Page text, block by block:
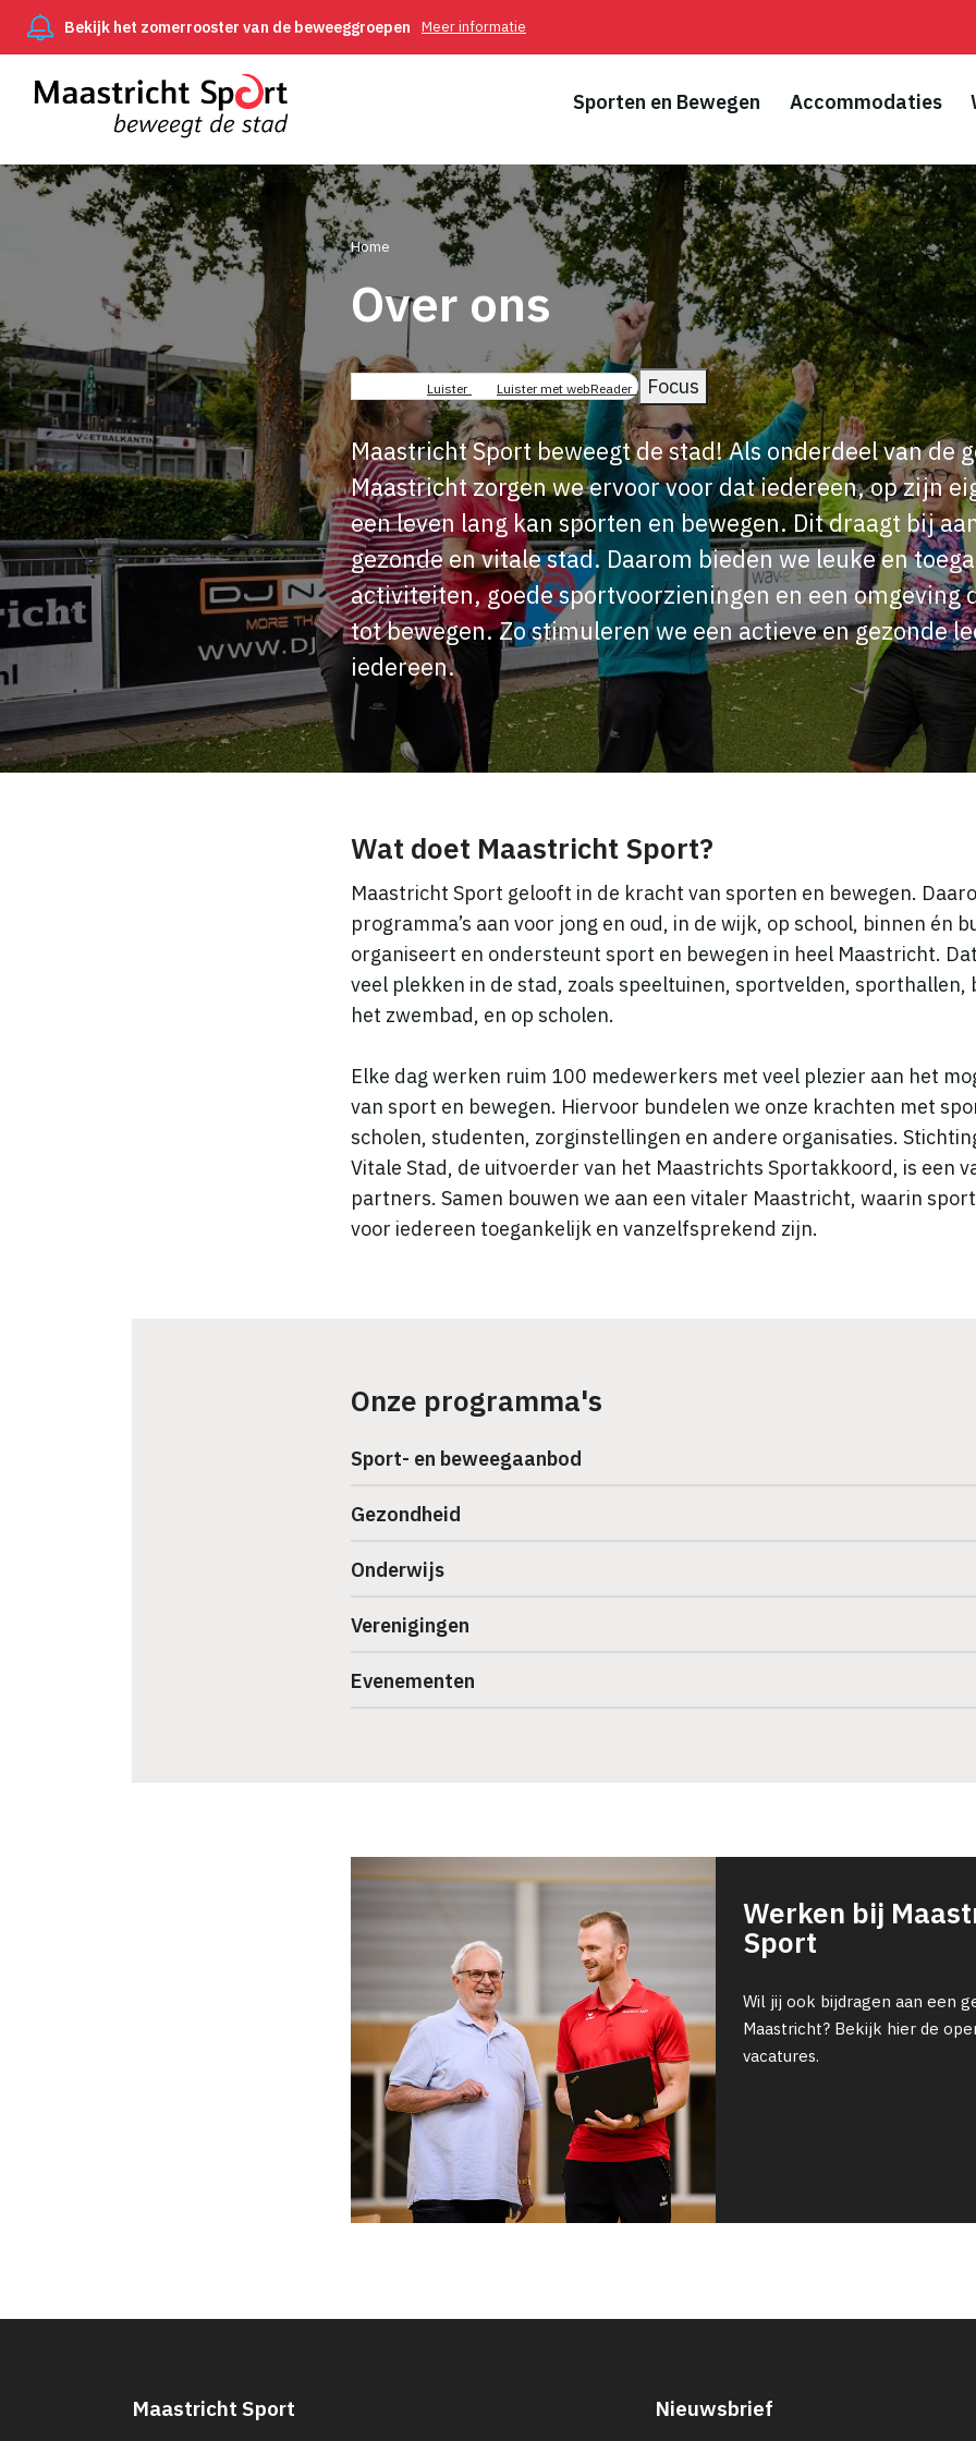
Bekijk het zomerrooster van de beweeggroepen Meer informatie
Sporten en Bewegen Accommodaties
Kruimelpad
Home
Over ons
Luister Luister met webReader Focus
Maastricht Sport beweegt de stad! Als onderdeel van de
Maastricht zorgen we ervoor voor dat iedereen, op zijn
een leven lang kan sporten en bewegen. Dit draagt bij
gezonde en vitale stad. Daarom bieden we leuke en
activiteiten, goede sportvoorzieningen en een omgeving
tot bewegen. Zo stimuleren we een actieve en gezonde
iedereen.
Wat doet Maastricht Sport?
Maastricht Sport gelooft in de kracht van sporten en bewegen.
programma’s aan voor jong en oud, in de wijk, op school, binnen én
organiseert en ondersteunt sport en bewegen in heel Maastricht.
veel plekken in de stad, zoals speeltuinen, sportvelden, sporthallen,
het zwembad, en op scholen.
Elke dag werken ruim 100 medewerkers met veel plezier aan het
van sport en bewegen. Hiervoor bundelen we onze krachten met
scholen, studenten, zorginstellingen en andere organisaties.
Vitale Stad, de uitvoerder van het Maastrichts Sportakkoord, is een
partners. Samen bouwen we aan een vitaler Maastricht, waarin
voor iedereen toegankelijk en vanzelfsprekend zijn.
Onze programma's
Sport- en beweegaanbod
Gezondheid
Onderwijs
Verenigingen
Evenementen
Werken bij
Sport
Wil jij ook bijdragen aan een
Maastricht? Bekijk hier de
vacatures.
Maastricht Sport Nieuwsbrief